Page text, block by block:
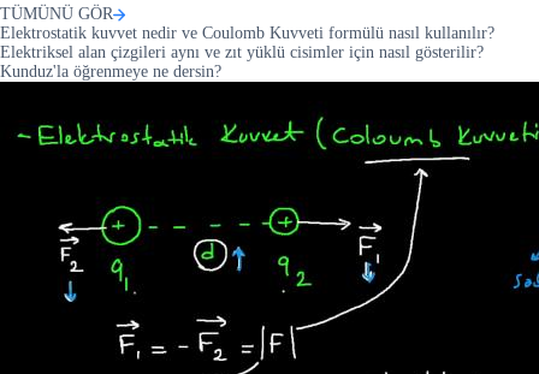
TÜMÜNÜ GÖR
Elektrostatik kuvvet nedir ve Coulomb Kuvveti formülü nasıl kullanılır?
Elektriksel alan çizgileri aynı ve zıt yüklü cisimler için nasıl gösterilir?
Kunduz'la öğrenmeye ne dersin?